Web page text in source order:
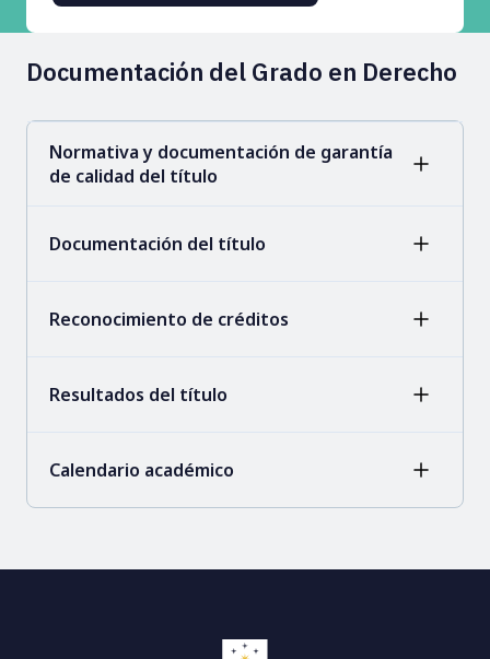
Documentación del Grado en Derecho
Normativa y documentación de garantía
de calidad del título
Documentación del título
Reconocimiento de créditos
Resultados del título
Calendario académico